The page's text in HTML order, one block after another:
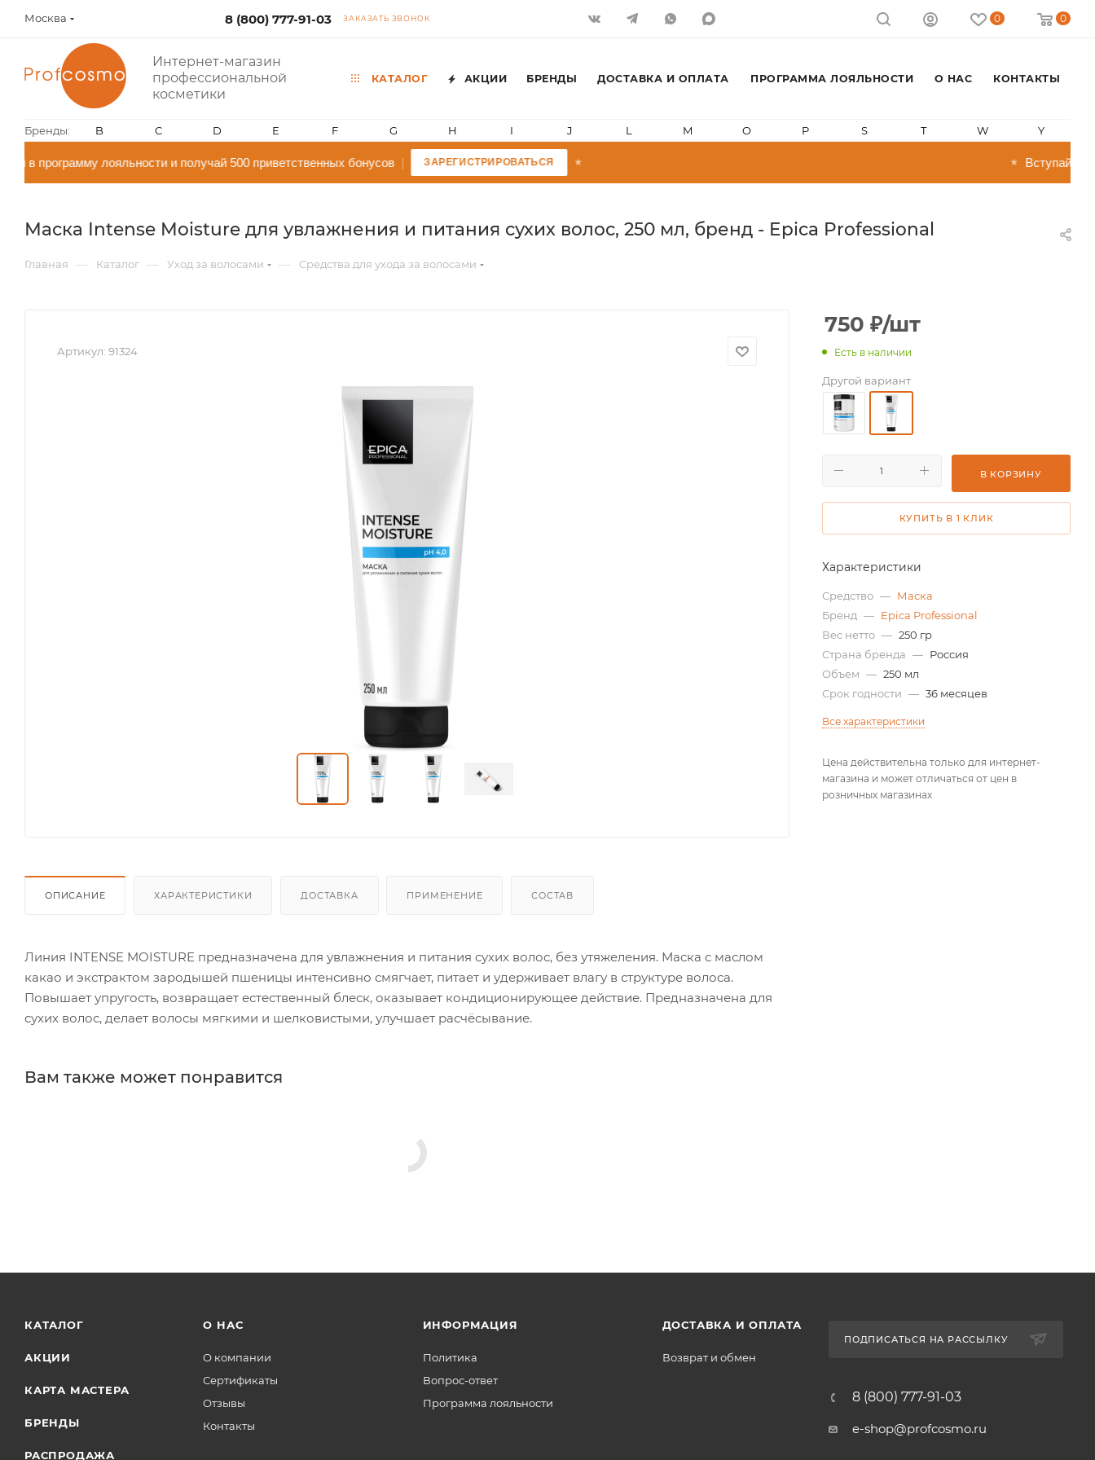
Москва 8 (800) 777-91-03 ЗАКАЗАТЬ ЗВОНОК 0 0
Интернет-магазин
профессиональной
косметики
КАТАЛОГ АКЦИИ БРЕНДЫ ДОСТАВКА И ОПЛАТА ПРОГРАММА ЛОЯЛЬНОСТИ О НАС КОНТАКТЫ
Бренды: B C D E F G H I J L M O P S T W Y
в программу лояльности и получай 500 приветственных бонусов| ЗАРЕГИСТРИРОВАТЬСЯ Вступай в
Маска Intense Moisture для увлажнения и питания сухих волос, 250 мл, бренд - Epica Professional
Главная — Каталог — Уход за волосами — Средства для ухода за волосами
Артикул: 91324
ОПИСАНИЕ ХАРАКТЕРИСТИКИ ДОСТАВКА ПРИМЕНЕНИЕ СОСТАВ
Линия INTENSE MOISTURE предназначена для увлажнения и питания сухих волос, без утяжеления. Маска с маслом
какао и экстрактом зародышей пшеницы интенсивно смягчает, питает и удерживает влагу в структуре волоса.
Повышает упругость, возвращает естественный блеск, оказывает кондиционирующее действие. Предназначена для
сухих волос, делает волосы мягкими и шелковистыми, улучшает расчёсывание.
Вам также может понравится
750 ₽/шт
Есть в наличии
Другой вариант
В КОРЗИНУ
КУПИТЬ В 1 КЛИК
Характеристики
Средство — Маска
Бренд — Epica Professional
Вес нетто — 250 гр
Страна бренда — Россия
Объем — 250 мл
Срок годности — 36 месяцев
Все характеристики
Цена действительна только для интернет-
магазина и может отличаться от цен в
розничных магазинах
КАТАЛОГ
АКЦИИ
КАРТА МАСТЕРА
БРЕНДЫ
РАСПРОДАЖА
О НАС
О компании
Сертификаты
Отзывы
Контакты
ИНФОРМАЦИЯ
Политика
Вопрос-ответ
Программа лояльности
ДОСТАВКА И ОПЛАТА
Возврат и обмен
ПОДПИСАТЬСЯ НА РАССЫЛКУ
8 (800) 777-91-03
e-shop@profcosmo.ru